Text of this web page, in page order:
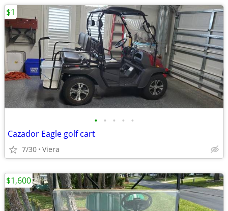
• • • • •
Cazador Eagle golf cart
7/30 Viera
$1
$1,600